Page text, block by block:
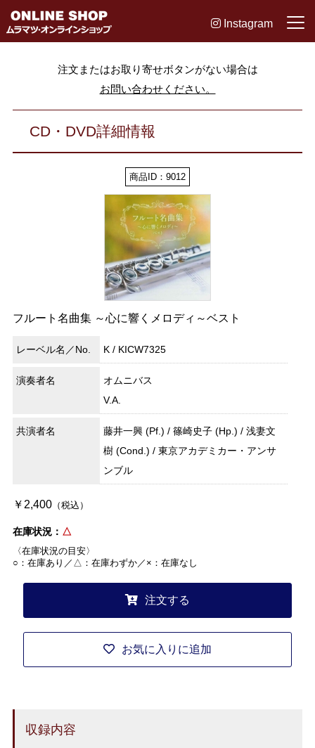
Instagram
注文またはお取り寄せボタンがない場合は
お問い合わせください。
CD・DVD詳細情報
商品ID：9012
フルート名曲集 ～心に響くメロディ～ベスト
レーベル名／No. K / KICW7325
演奏者名
オムニバス
V.A.
共演者名
藤井一興 (Pf.) / 篠崎史子 (Hp.) / 浅妻文
樹 (Cond.) / 東京アカデミカー・アンサ
ンブル
￥2,400（税込）
在庫状況： △
〈在庫状況の目安〉
○：在庫あり／△：在庫わずか／×：在庫なし
注文する
お気に入りに追加
収録内容